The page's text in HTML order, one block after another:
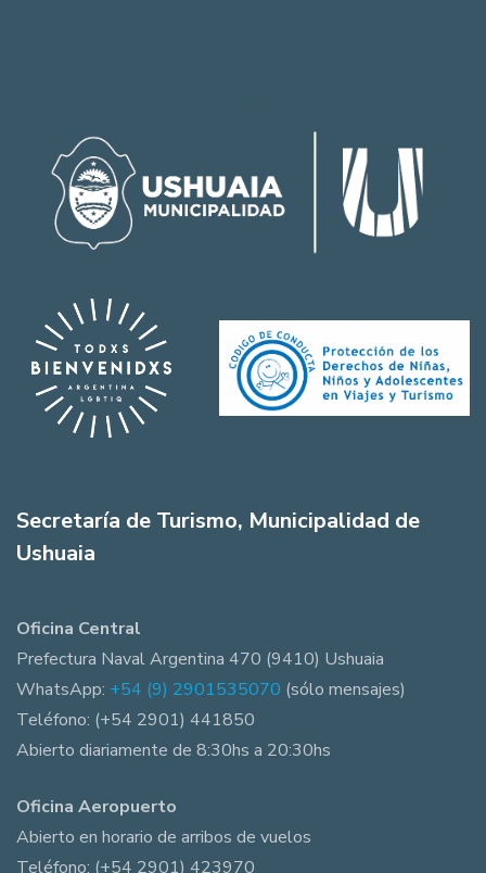
Secretaría de Turismo, Municipalidad de
Ushuaia
Oficina Central
Prefectura Naval Argentina 470 (9410) Ushuaia
WhatsApp: +54 (9) 2901535070 (sólo mensajes)
Teléfono: (+54 2901) 441850
Abierto diariamente de 8:30hs a 20:30hs
Oficina Aeropuerto
Abierto en horario de arribos de vuelos
Teléfono: (+54 2901) 423970